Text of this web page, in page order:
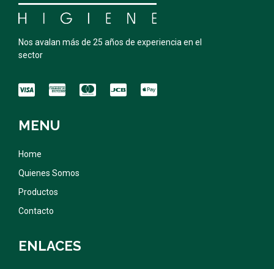
Nos avalan más de 25 años de experiencia en el
sector
MENU
Home
Quienes Somos
Productos
Contacto
ENLACES